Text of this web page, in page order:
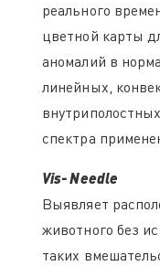
реального
цветной карты
аномалий в
линейных,
спектра
Vis- Needle
Выявляет
животного без
таких